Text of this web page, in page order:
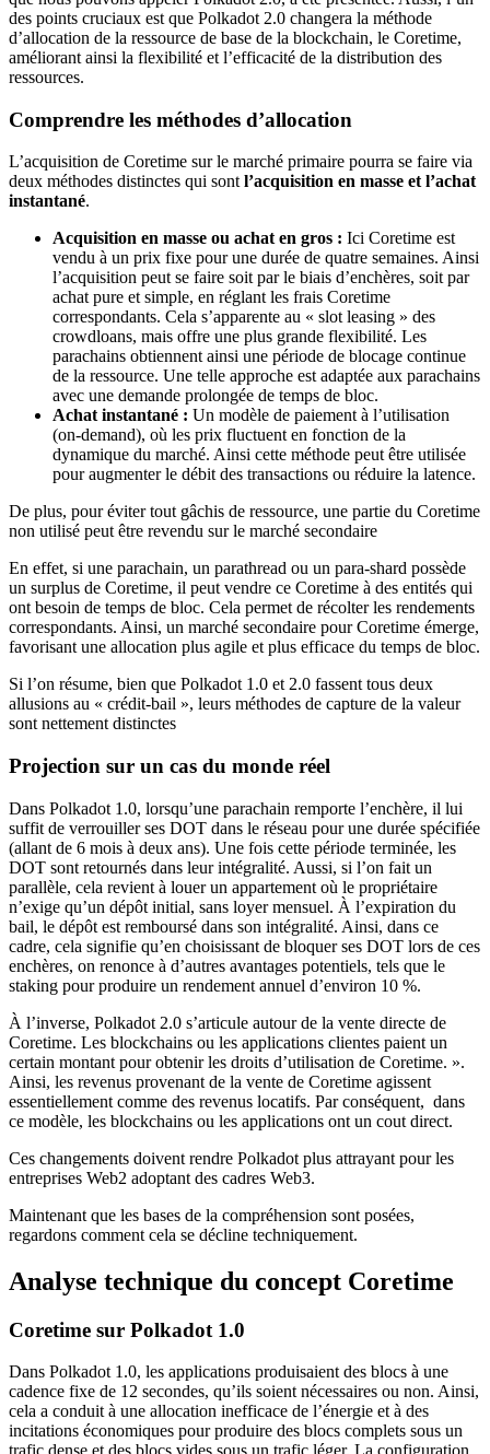
des points cruciaux est que Polkadot 2.0 changera la méthode
d’allocation de la ressource de base de la blockchain, le Coretime,
améliorant ainsi la flexibilité et l’efficacité de la distribution des
ressources.
Comprendre les méthodes d’allocation
L’acquisition de Coretime sur le marché primaire pourra se faire via
deux méthodes distinctes qui sont l’acquisition en masse et l’achat
instantané.
Acquisition en masse ou achat en gros : Ici Coretime est
vendu à un prix fixe pour une durée de quatre semaines. Ainsi
l’acquisition peut se faire soit par le biais d’enchères, soit par
achat pure et simple, en réglant les frais Coretime
correspondants. Cela s’apparente au « slot leasing » des
crowdloans, mais offre une plus grande flexibilité. Les
parachains obtiennent ainsi une période de blocage continue
de la ressource. Une telle approche est adaptée aux parachains
avec une demande prolongée de temps de bloc.
Achat instantané : Un modèle de paiement à l’utilisation
(on-demand), où les prix fluctuent en fonction de la
dynamique du marché. Ainsi cette méthode peut être utilisée
pour augmenter le débit des transactions ou réduire la latence.
De plus, pour éviter tout gâchis de ressource, une partie du Coretime
non utilisé peut être revendu sur le marché secondaire
En effet, si une parachain, un parathread ou un para-shard possède
un surplus de Coretime, il peut vendre ce Coretime à des entités qui
ont besoin de temps de bloc. Cela permet de récolter les rendements
correspondants. Ainsi, un marché secondaire pour Coretime émerge,
favorisant une allocation plus agile et plus efficace du temps de bloc.
Si l’on résume, bien que Polkadot 1.0 et 2.0 fassent tous deux
allusions au « crédit-bail », leurs méthodes de capture de la valeur
sont nettement distinctes
Projection sur un cas du monde réel
Dans Polkadot 1.0, lorsqu’une parachain remporte l’enchère, il lui
suffit de verrouiller ses DOT dans le réseau pour une durée spécifiée
(allant de 6 mois à deux ans). Une fois cette période terminée, les
DOT sont retournés dans leur intégralité. Aussi, si l’on fait un
parallèle, cela revient à louer un appartement où le propriétaire
n’exige qu’un dépôt initial, sans loyer mensuel. À l’expiration du
bail, le dépôt est remboursé dans son intégralité. Ainsi, dans ce
cadre, cela signifie qu’en choisissant de bloquer ses DOT lors de ces
enchères, on renonce à d’autres avantages potentiels, tels que le
staking pour produire un rendement annuel d’environ 10 %.
À l’inverse, Polkadot 2.0 s’articule autour de la vente directe de
Coretime. Les blockchains ou les applications clientes paient un
certain montant pour obtenir les droits d’utilisation de Coretime. ».
Ainsi, les revenus provenant de la vente de Coretime agissent
essentiellement comme des revenus locatifs. Par conséquent, dans
ce modèle, les blockchains ou les applications ont un cout direct.
Ces changements doivent rendre Polkadot plus attrayant pour les
entreprises Web2 adoptant des cadres Web3.
Maintenant que les bases de la compréhension sont posées,
regardons comment cela se décline techniquement.
Analyse technique du concept Coretime
Coretime sur Polkadot 1.0
Dans Polkadot 1.0, les applications produisaient des blocs à une
cadence fixe de 12 secondes, qu’ils soient nécessaires ou non. Ainsi,
cela a conduit à une allocation inefficace de l’énergie et à des
incitations économiques pour produire des blocs complets sous un